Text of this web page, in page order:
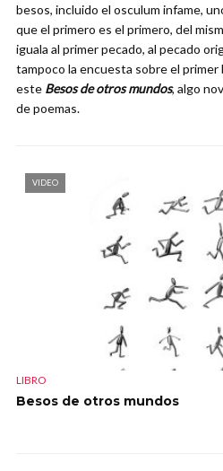
besos, incluido el osculum infame,
que el primero es el primero, del
iguala al primer pecado, al pecado
tampoco la encuesta sobre el primer
este Besos de otros mundos, algo
de poemas.
VIDEO
LIBRO
Besos de otros mundos